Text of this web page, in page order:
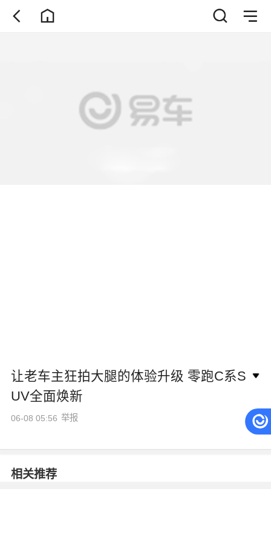
让老车主狂拍大腿的体验升级 零跑C系S
UV全面焕新
06-08 05:56 举报
相关推荐